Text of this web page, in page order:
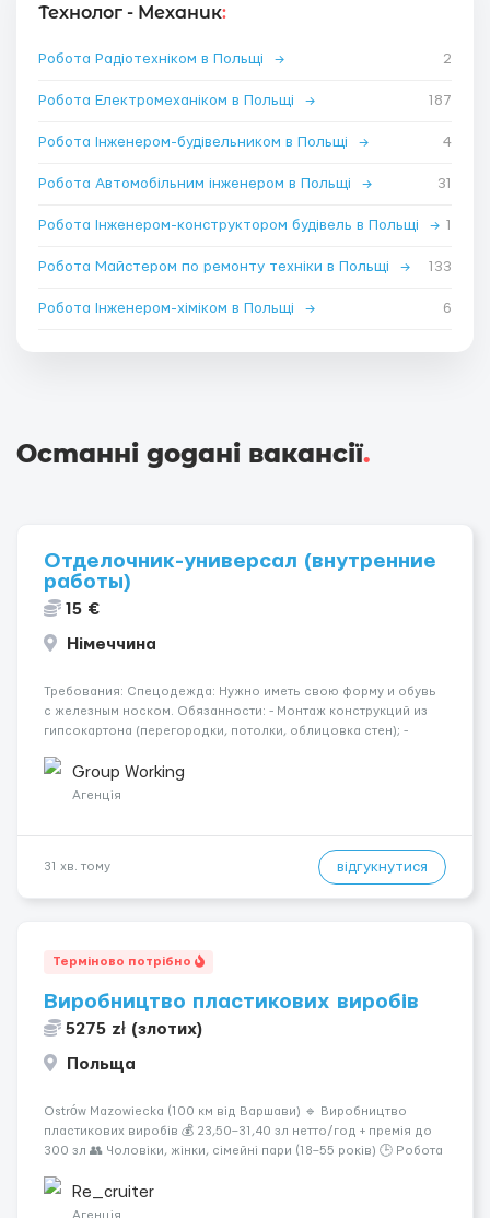
Технолог - Механик:
Робота Радіотехніком в Польщі → 2
Робота Електромеханіком в Польщі → 187
Робота Інженером-будівельником в Польщі → 4
Робота Автомобільним інженером в Польщі → 31
Робота Інженером-конструктором будівель в Польщі → 1
Робота Майстером по ремонту техніки в Польщі → 133
Робота Інженером-хіміком в Польщі → 6
Останні додані вакансії.
Отделочник-универсал (внутренние
работы)
15 €
Німеччина
Требования: Спецодежда: Нужно иметь свою форму и обувь
с железным носком. Обязанности: - Монтаж конструкций из
гипсокартона (перегородки, потолки, облицовка стен); -
малярных работ (шпатлевка, грунтовка, покраска); -
Штукатурные работы ...
Group Working
Агенція
31 хв. тому відгукнутися
Терміново потрібно
Виробництво пластикових виробів
5275 zł (злотих)
Польща
Ostrów Mazowiecka (100 км від Варшави) 🔹 Виробництво
пластикових виробів 💰 23,50–31,40 зл нетто/год + премія до
300 зл 👥 Чоловіки, жінки, сімейні пари (18–55 років) 🕒 Робота
житло — 400 зл. 📦 Обов...
Re_cruiter
Агенція